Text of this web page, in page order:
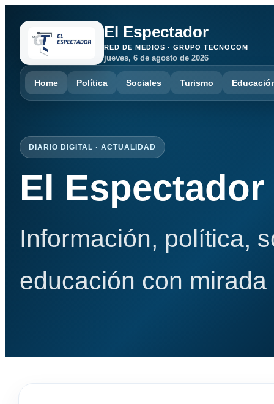
El Espectador
RED DE MEDIOS · GRUPO TECNOCOM
jueves, 6 de agosto de 2026
Home Política Sociales Turismo
DIARIO DIGITAL · ACTUALIDAD
El Espectador
Información, política,
educación con